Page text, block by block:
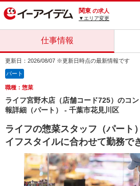
関東 の求人
▼エリア変更
仕事情報
更新日：2026/08/07 ※更新日時点の最新情報です
パート
職種：惣菜
ライフ宮野木店（店舗コード725）のコ
報詳細（パート） - 千葉市花見川区
ライフの惣菜スタッフ（パート
イフスタイルに合わせて勤務で